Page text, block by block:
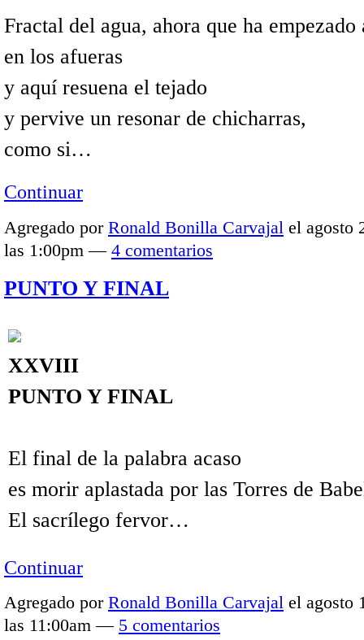
Fractal del agua, ahora que ha
en los afueras
y aquí resuena el tejado
y pervive un resonar de chicharras,
como si…
Continuar
Agregado por Ronald Bonilla Carvajal el agosto
las 1:00pm — 4 comentarios
PUNTO Y FINAL
XXVIII
PUNTO Y FINAL
El final de la palabra acaso
es morir aplastada por las Torres de
El sacrílego fervor…
Continuar
Agregado por Ronald Bonilla Carvajal el agosto
las 11:00am — 5 comentarios